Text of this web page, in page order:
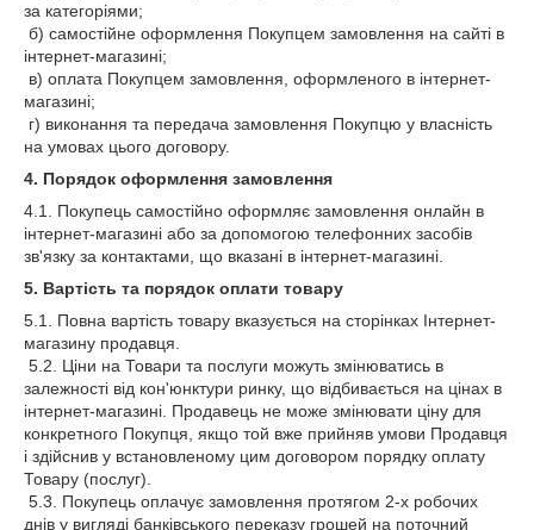
за категоріями;
б) самостійне оформлення Покупцем замовлення на сайті в
інтернет-магазині;
в) оплата Покупцем замовлення, оформленого в інтернет-
магазині;
г) виконання та передача замовлення Покупцю у власність
на умовах цього договору.
4. Порядок оформлення замовлення
4.1. Покупець самостійно оформляє замовлення онлайн в
інтернет-магазині або за допомогою телефонних засобів
зв'язку за контактами, що вказані в інтернет-магазині.
5. Вартість та порядок оплати товару
5.1. Повна вартість товару вказується на сторінках Інтернет-
магазину продавця.
5.2. Ціни на Товари та послуги можуть змінюватись в
залежності від кон'юнктури ринку, що відбивається на цінах в
інтернет-магазині. Продавець не може змінювати ціну для
конкретного Покупця, якщо той вже прийняв умови Продавця
і здійснив у встановленому цим договором порядку оплату
Товару (послуг).
5.3. Покупець оплачує замовлення протягом 2-х робочих
днів у вигляді банківського переказу грошей на поточний